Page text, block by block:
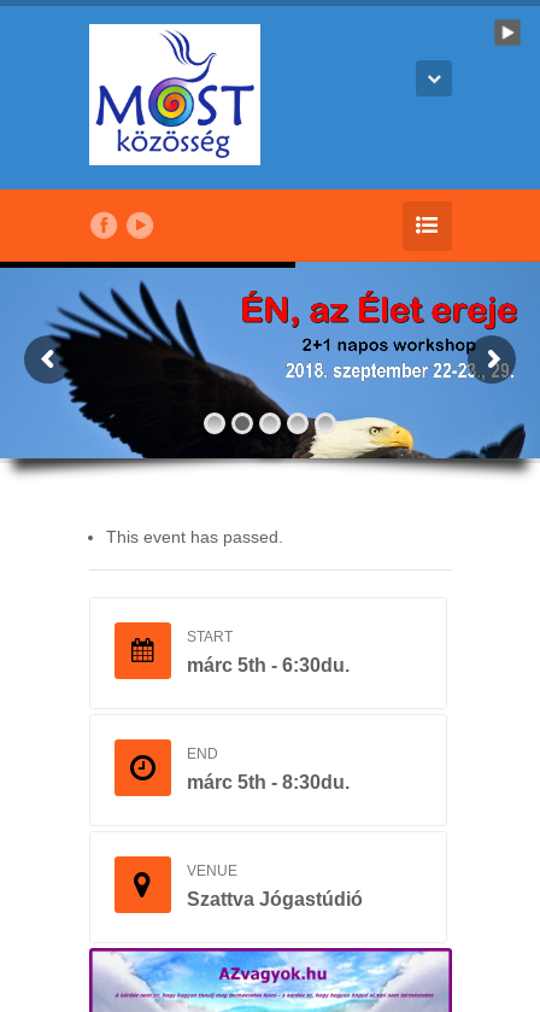
This event has passed.
START
márc 5th - 6:30du.
END
márc 5th - 8:30du.
VENUE
Szattva Jógastúdió